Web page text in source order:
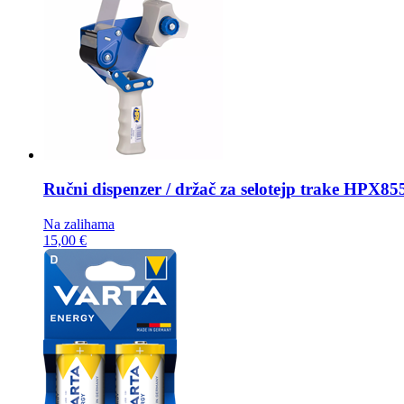
Ručni dispenzer / držač za selotejp trake
Na zalihama
15,00 €